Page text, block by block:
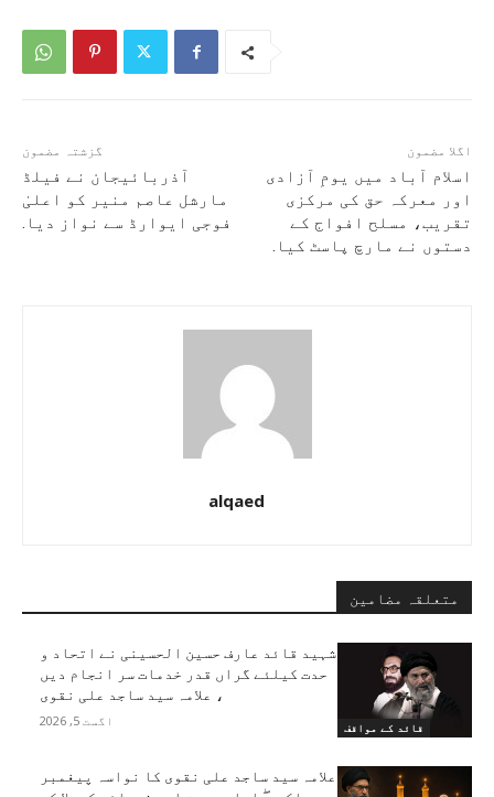
گزشتہ مضمون
آذربائیجان نے فیلڈ
مارشل عاصم منیر کو اعلیٰ
فوجی ایوارڈ سے نواز دیا.
اگلا مضمون
اسلام آباد میں یومِ آزادی
اور معرکہ حق کی مرکزی
تقریب، مسلح افواج کے
دستوں نے مارچ پاسٹ کیا.
alqaed
متعلقہ مضامین
قائد کے مواقف
شہید قائد عارف حسین الحسینی نے اتحاد و
حدت کیلئے گراں قدر خدمات سر انجام دیں
، علامہ سید ساجد علی نقوی
اگست 5, 2026
علامہ سید ساجد علی نقوی کا نواسہ پیغمبر